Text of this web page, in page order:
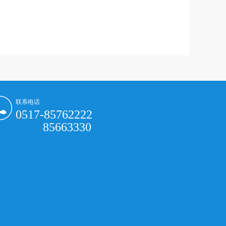
联系电话
0517-85762222
85663330